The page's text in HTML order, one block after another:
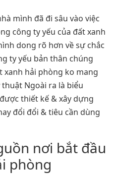
mình đã đi sâu vào việc
công ty yếu của đất xanh
dong rõ hơn về sự chắc
ty yếu bản thân chúng
hải phòng ko mang
Ngoài ra là biểu
thiết kế & xây dựng
đổi đổi & tiêu cần dùng
nơi bắt đầu
phòng